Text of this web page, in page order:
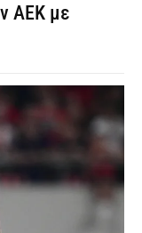
ΑΕΚ με